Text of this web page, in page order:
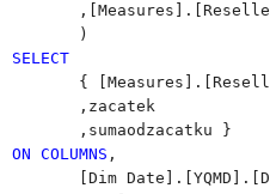
,[Measures].[Reseller
)
SELECT
{
,zacatek
,sumaodzacatku }
ON COLUMNS ,
[Dim